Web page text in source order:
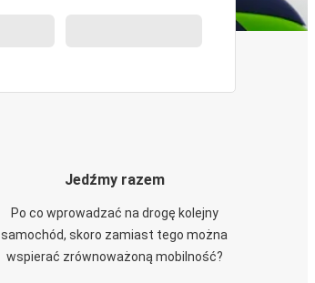
Jedźmy razem
Po co wprowadzać na drogę kolejny
samochód, skoro zamiast tego można
wspierać zrównoważoną mobilność?